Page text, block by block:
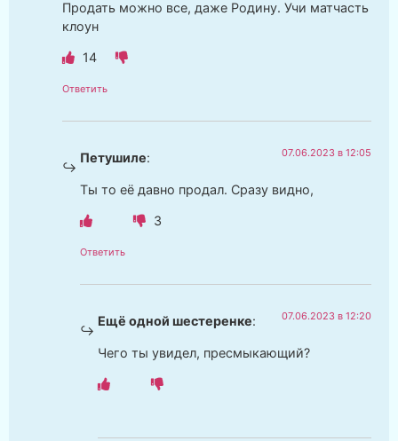
Продать можно все, даже Родину. Учи матчасть
клоун
14
Ответить
Петушиле: 07.06.2023 в 12:05
Ты то её давно продал. Сразу видно,
3
Ответить
Ещё одной шестеренке: 07.06.2023 в 12:20
Чего ты увидел, пресмыкающий?